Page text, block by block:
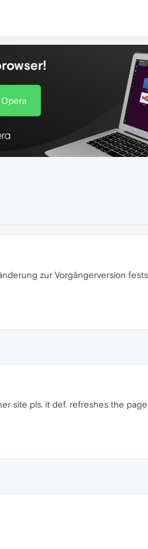
zur Vorgängerversion
site pls. it def. refreshes the